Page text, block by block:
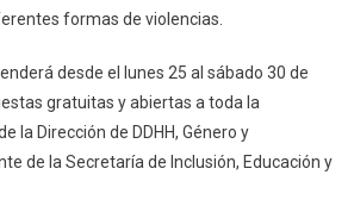
formas de violencias.
desde el lunes 25 al sábado 30 de
gratuitas y abiertas a toda la
la Dirección de DDHH, Género y
de la Secretaría de Inclusión, Educación y